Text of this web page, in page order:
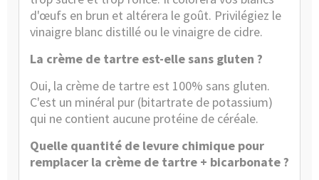
d'œufs en brun et altérera le goût. Privilégiez le
vinaigre blanc distillé ou le vinaigre de cidre.
La crème de tartre est-elle sans gluten ?
Oui, la crème de tartre est 100% sans gluten.
C'est un minéral pur (bitartrate de potassium)
qui ne contient aucune protéine de céréale.
Quelle quantité de levure chimique pour
remplacer la crème de tartre + bicarbonate ?